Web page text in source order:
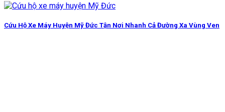
Cứu Hộ Xe Máy Huyện Mỹ Đức Tận Nơi Nhanh Cả Đường Xa Vùng Ven